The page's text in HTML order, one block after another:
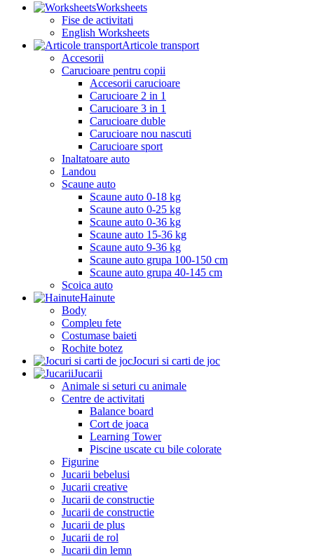
Worksheets
Fise de activitati
English Worksheets
Articole transport
Accesorii
Carucioare pentru copii
Accesorii carucioare
Carucioare 2 in 1
Carucioare 3 in 1
Carucioare duble
Carucioare nou nascuti
Carucioare sport
Inaltatoare auto
Landou
Scaune auto
Scaune auto 0-18 kg
Scaune auto 0-25 kg
Scaune auto 0-36 kg
Scaune auto 15-36 kg
Scaune auto 9-36 kg
Scaune auto grupa 100-150 cm
Scaune auto grupa 40-145 cm
Scoica auto
Hainute
Body
Compleu fete
Costumase baieti
Rochite botez
Jocuri si carti de joc
Jucarii
Animale si seturi cu animale
Centre de activitati
Balance board
Cort de joaca
Learning Tower
Piscine uscate cu bile colorate
Figurine
Jucarii bebelusi
Jucarii creative
Jucarii de constructie
Jucarii de constructie
Jucarii de plus
Jucarii de rol
Jucarii din lemn